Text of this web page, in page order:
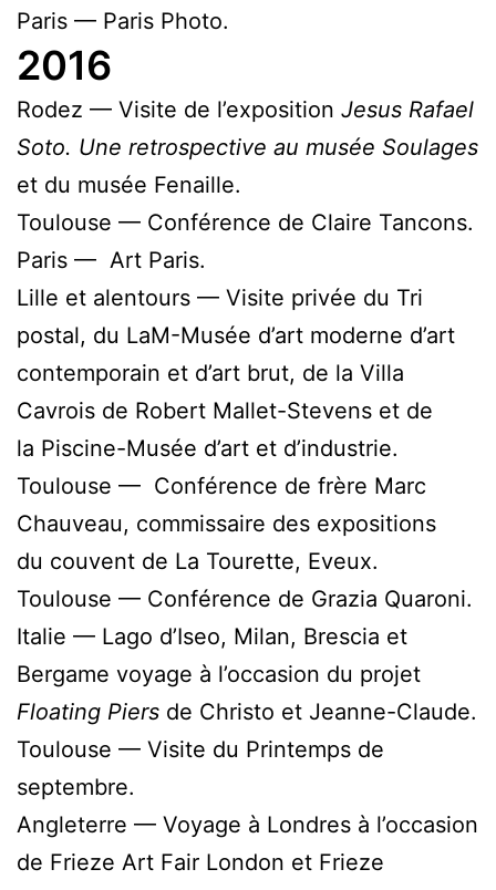
Paris — Paris Photo.
2016
Rodez — Visite de l’exposition Jesus Rafael
Soto. Une retrospective au musée Soulages
et du musée Fenaille.
Toulouse — Conférence de Claire Tancons.
Paris — Art Paris.
Lille et alentours — Visite privée du Tri
postal, du LaM-Musée d’art moderne d’art
contemporain et d’art brut, de la Villa
Cavrois de Robert Mallet-Stevens et de
la Piscine-Musée d’art et d’industrie.
Toulouse — Conférence de frère Marc
Chauveau, commissaire des expositions
du couvent de La Tourette, Eveux.
Toulouse — Conférence de Grazia Quaroni.
Italie — Lago d’Iseo, Milan, Brescia et
Bergame voyage à l’occasion du projet
Floating Piers de Christo et Jeanne-Claude.
Toulouse — Visite du Printemps de
septembre.
Angleterre — Voyage à Londres à l’occasion
de Frieze Art Fair London et Frieze